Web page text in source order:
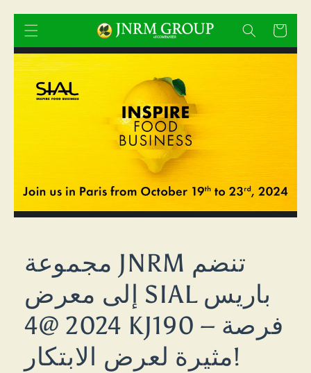
انتقل
إلى
Cart
مجموعة JNRM تنضم
إلى معرض SIAL باريس
2024 @4 KJ190 – فرصة
مثيرة لعرض الابتكار!